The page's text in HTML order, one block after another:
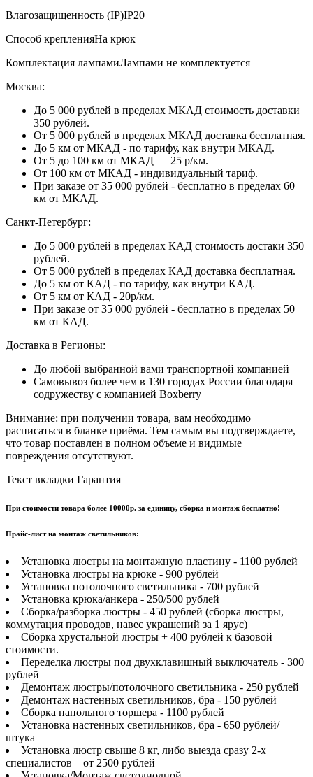
Влагозащищенность (IP)IP20
Способ крепленияНа крюк
Комплектация лампамиЛампами не комплектуется
Москва:
До 5 000 рублей в пределах МКАД стоимость доставки
350 рублей.
От 5 000 рублей в пределах МКАД доставка бесплатная.
До 5 км от МКАД - по тарифу, как внутри МКАД.
От 5 до 100 км от МКАД — 25 р/км.
От 100 км от МКАД - индивидуальный тариф.
При заказе от 35 000 рублей - бесплатно в пределах 60
км от МКАД.
Санкт-Петербург:
До 5 000 рублей в пределах КАД стоимость достаки 350
рублей.
От 5 000 рублей в пределах КАД доставка бесплатная.
До 5 км от КАД - по тарифу, как внутри КАД.
От 5 км от КАД - 20р/км.
При заказе от 35 000 рублей - бесплатно в пределах 50
км от КАД.
Доставка в Регионы:
До любой выбранной вами транспортной компанией
Самовывоз более чем в 130 городах России благодаря
содружеству с компанией Boxberry
Внимание: при получении товара, вам необходимо
расписаться в бланке приёма. Тем самым вы подтверждаете,
что товар поставлен в полном объеме и видимые
повреждения отсутствуют.
Текст вкладки Гарантия
При стоимости товара более 10000р. за единицу, сборка и монтаж бесплатно!
Прайс-лист на монтаж светильников:
Установка люстры на монтажную пластину - 1100 рублей
Установка люстры на крюке - 900 рублей
Установка потолочного светильника - 700 рублей
Установка крюка/анкера - 250/500 рублей
Сборка/разборка люстры - 450 рублей (сборка люстры,
коммутация проводов, навес украшений за 1 ярус)
Сборка хрустальной люстры + 400 рублей к базовой
стоимости.
Переделка люстры под двухклавишный выключатель - 300
рублей
Демонтаж люстры/потолочного светильника - 250 рублей
Демонтаж настенных светильников, бра - 150 рублей
Сборка напольного торшера - 1100 рублей
Установка настенных светильников, бра - 650 рублей/
штука
Установка люстр свыше 8 кг, либо выезда сразу 2-х
специалистов – от 2500 рублей